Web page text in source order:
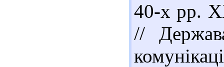
40-х рр.
//